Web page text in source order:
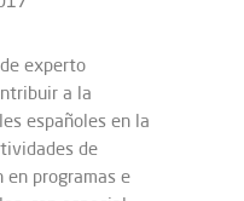
experto
a la
españoles en la
de
programas e